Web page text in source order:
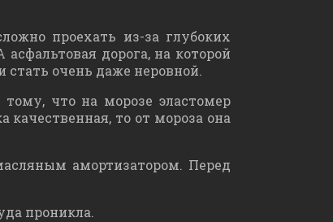
проехать из-за глубоких
дорога, на которой
очень даже неровной.
что на морозе эластомер
то от мороза она
амортизатором. Перед
проникла.